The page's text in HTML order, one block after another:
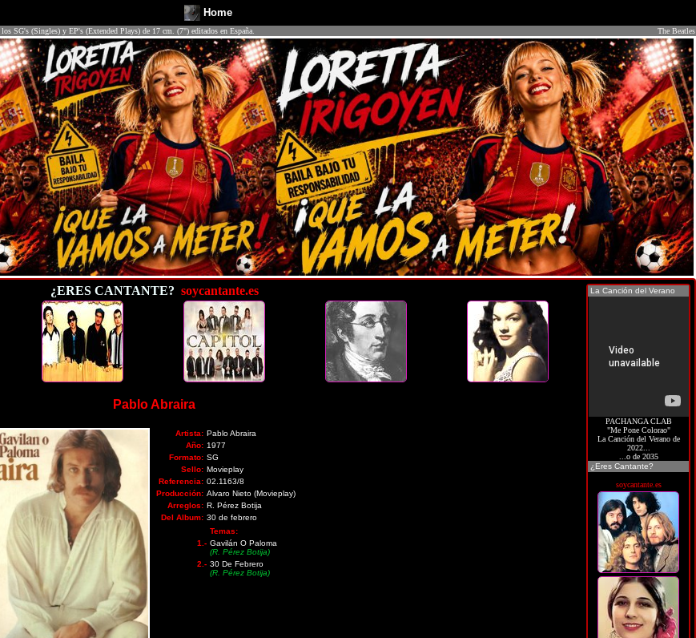
Home
los SG's (Singles) y EP's (Extended Plays) de 17 cm. (7") editados en España. The Beatles
¿ERES CANTANTE? soycantante.es
Pablo Abraira
Artista: Pablo Abraira
Año: 1977
Formato: SG
Sello: Movieplay
Referencia: 02.1163/8
Producción: Alvaro Nieto (Movieplay)
Arreglos: R. Pérez Botija
Del Album: 30 de febrero
Temas:
1.- Gavilán O Paloma
(R. Pérez Botija)
2.- 30 De Febrero
(R. Pérez Botija)
La Canción del Verano
PACHANGA CLAB
"Me Pone Colorao"
La Canción del Verano de
2022...
...o de 2035
¿Eres Cantante?
soycantante.es